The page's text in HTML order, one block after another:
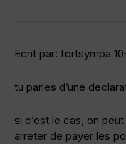
Ecrit par: fortsympa
tu parles d’une
si c’est le cas, on
arreter de payer les